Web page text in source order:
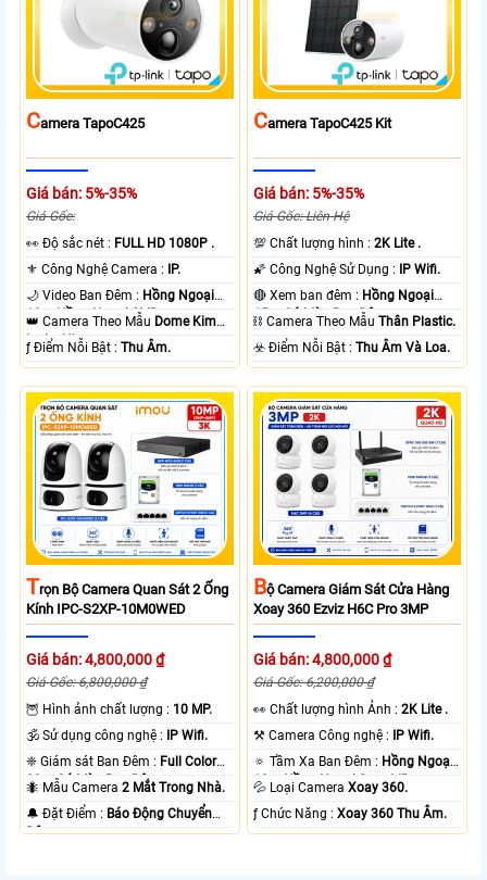
CAmera TapoC425
Giá bán: 5%-35%
Giá Gốc:
️👀 Độ sắc nét : FULL HD 1080P .
⚜️ Công Nghệ Camera :
IP.
🌙 Video Ban Đêm : Hồng Ngoại
10m Hồng Ngoại SMD.
👑 Camera Theo Mẫu Dome Kim
loại + Nhựa.
️ƒ Điểm Nỗi Bật :Thu Âm.
CAmera TapoC425 Kit
Giá bán: 5%-35%
Giá Gốc: Liên Hệ
💯 Chất lượng hình :2K Lite .
🌠 Công Nghệ Sử Dụng :
IP Wifi.
🔴 Xem ban đêm : Hồng Ngoại
15m Có Màu Ban Ðêm.
⛓ Camera Theo MẫuThân Plastic.
️☣️ Điểm Nỗi Bật :Thu Âm Và Loa.
TRọn Bộ Camera Quan Sát 2 Ống
Kính IPC-S2XP-10M0WED
Giá bán: 4,800,000 ₫
Giá Gốc: 6,800,000 ₫
🦉 Hình ảnh chất lượng : 10 MP.
🕉️ Sử dụng công nghệ :
IP Wifi.
❈ Giám sát Ban Đêm : Full Color
20m Có Màu Ban Ðêm.
🐜 Mẫu Camera2 Mắt Trong Nhà.
️🔔 Đặt Điểm : Báo Động Chuyển
Động.
BỘ Camera Giám Sát Cửa Hàng
Xoay 360 Ezviz H6C Pro 3MP
Giá bán: 4,800,000 ₫
Giá Gốc: 6,200,000 ₫
️👀 Chất lượng hình Ảnh :2K Lite .
⚒ Camera Công nghệ :
IP Wifi.
🔅 Tầm Xa Ban Đêm : Hồng Ngoại
10m Hồng Ngoại Smart IR.
💦 Loại CameraXoay 360.
️ƒ Chức Năng :Xoay 360 Thu Âm.